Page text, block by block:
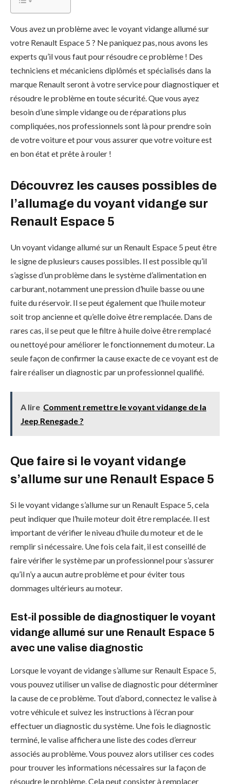
Vous avez un problème avec le voyant vidange allumé sur
votre Renault Espace 5 ? Ne paniquez pas, nous avons les
experts qu’il vous faut pour résoudre ce problème ! Des
techniciens et mécaniciens diplômés et spécialisés dans la
marque Renault seront à votre service pour diagnostiquer et
résoudre le problème en toute sécurité. Que vous ayez
besoin d’une simple vidange ou de réparations plus
compliquées, nos professionnels sont là pour prendre soin
de votre voiture et pour vous assurer que votre voiture est
en bon état et prête à rouler !
Découvrez les causes possibles de
l’allumage du voyant vidange sur
Renault Espace 5
Un voyant vidange allumé sur un Renault Espace 5 peut être
le signe de plusieurs causes possibles. Il est possible qu’il
s’agisse d’un problème dans le système d’alimentation en
carburant, notamment une pression d’huile basse ou une
fuite du réservoir. Il se peut également que l’huile moteur
soit trop ancienne et qu’elle doive être remplacée. Dans de
rares cas, il se peut que le filtre à huile doive être remplacé
ou nettoyé pour améliorer le fonctionnement du moteur. La
seule façon de confirmer la cause exacte de ce voyant est de
faire réaliser un diagnostic par un professionnel qualifié.
A lire Comment remettre le voyant vidange de la
Jeep Renegade ?
Que faire si le voyant vidange
s’allume sur une Renault Espace 5
Si le voyant vidange s’allume sur un Renault Espace 5, cela
peut indiquer que l’huile moteur doit être remplacée. Il est
important de vérifier le niveau d’huile du moteur et de le
remplir si nécessaire. Une fois cela fait, il est conseillé de
faire vérifier le système par un professionnel pour s’assurer
qu’il n’y a aucun autre problème et pour éviter tous
dommages ultérieurs au moteur.
Est-il possible de diagnostiquer le voyant
vidange allumé sur une Renault Espace 5
avec une valise diagnostic
Lorsque le voyant de vidange s’allume sur Renault Espace 5,
vous pouvez utiliser un valise de diagnostic pour déterminer
la cause de ce problème. Tout d’abord, connectez le valise à
votre véhicule et suivez les instructions à l’écran pour
effectuer un diagnostic du système. Une fois le diagnostic
terminé, le valise affichera une liste des codes d’erreur
associés au problème. Vous pouvez alors utiliser ces codes
pour trouver les informations nécessaires sur la façon de
résoudre le problème. Cela peut consister à remplacer